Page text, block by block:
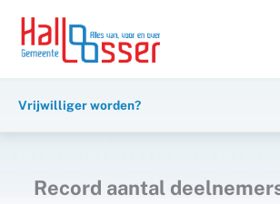
inhoud
naar
Vrijwilliger worden?
Record aantal